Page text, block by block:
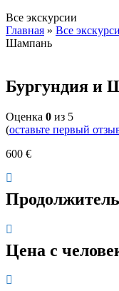
Все экскурсии
Главная » Все
Шампань
Бургундия и
Оценка 0 из 5
(оставьте первый
600 €
Цена c